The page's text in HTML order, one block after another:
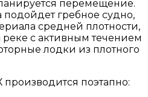
перемещение.
гребное судно,
средней плотности,
с активным течением
лодки из плотного
поэтапно: